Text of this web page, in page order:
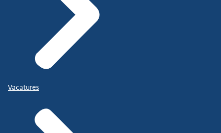
Vacatures